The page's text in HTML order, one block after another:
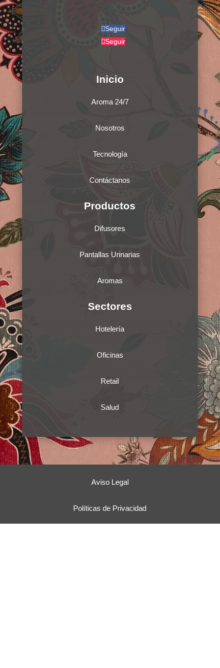
Seguir
Seguir
Inicio
Aroma 24/7
Nosotros
Tecnología
Contáctanos
Productos
Difusores
Pantallas Urinarias
Aromas
Sectores
Hotelería
Oficinas
Retail
Salud
Aviso Legal
Políticas de Privacidad